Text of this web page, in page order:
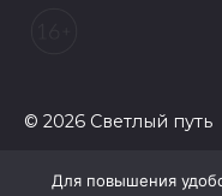
© 2026 Светлый путь
Для повышения